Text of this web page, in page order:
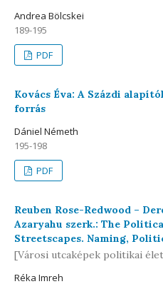
Andrea Bölcskei
189-195
PDF
Kovács Éva: A Százdi
forrás
Dániel Németh
195-198
PDF
Reuben Rose-Redwood –
Azaryahu szerk.: The
Streetscapes. Naming,
[Városi utcaképek politikai
Réka Imreh